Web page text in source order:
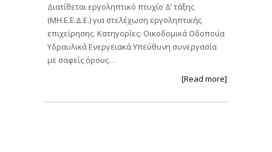
Διατίθεται εργοληπτικό πτυχίο Δ’ τάξης
(ΜΗ.Ε.Ε.Δ.Ε.) για στελέχωση εργοληπτικής
επιχείρησης. Κατηγορίες: Οικοδομικά Οδοποιία
Υδραυλικά Ενεργειακά Υπεύθυνη συνεργασία
με σαφείς όρους…
[Read more]